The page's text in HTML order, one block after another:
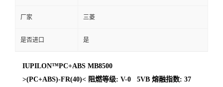
厂家 三菱
是否进口 是
IUPILON™PC+ABS MB8500
>(PC+ABS)-FR(40)< 阻燃等级: V-0 5VB 熔融指数: 37